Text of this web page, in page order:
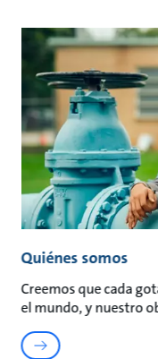
Quiénes somos
Creemos que cada
el mundo, y nuestro